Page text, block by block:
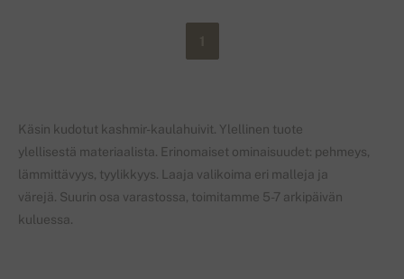
Käsin kudotut kashmir-kaulahuivit. Ylellinen tuote
ylellisestä materiaalista. Erinomaiset ominaisuudet: pehmeys,
lämmittävyys, tyylikkyys. Laaja valikoima eri malleja ja
värejä. Suurin osa varastossa, toimitamme 5-7 arkipäivän
kuluessa.